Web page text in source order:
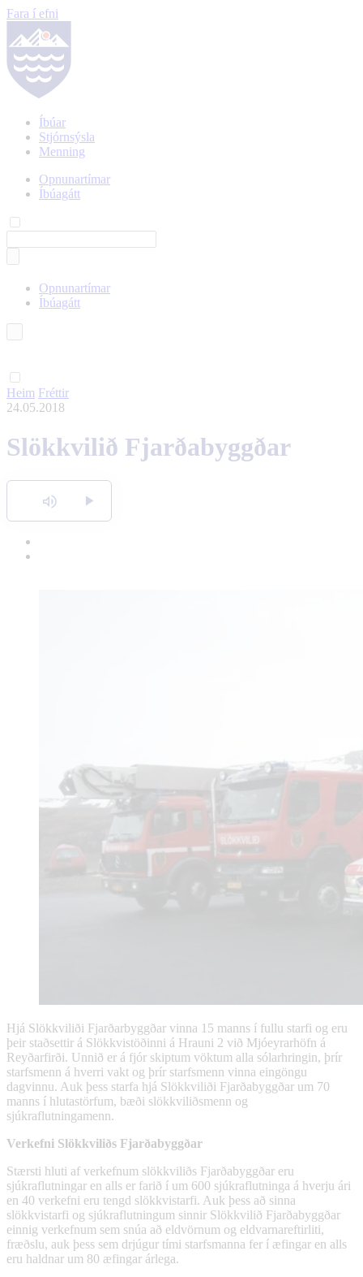
Fara í efni
Íbúar
Stjórnsýsla
Menning
Opnunartímar
Íbúagátt
Opnunartímar
Íbúagátt
Heim Fréttir
24.05.2018
Slökkvilið Fjarðabyggðar
Hlusta
Hjá Slökkviliði Fjarðarbyggðar vinna 15 manns í fullu starfi og eru
þeir staðsettir á Slökkvistöðinni á Hrauni 2 við Mjóeyrarhöfn á
Reyðarfirði. Unnið er á fjór skiptum vöktum alla sólarhringin, þrír
starfsmenn á hverri vakt og þrír starfsmenn vinna eingöngu
dagvinnu. Auk þess starfa hjá Slökkviliði Fjarðabyggðar um 70
manns í hlutastörfum, bæði slökkviliðsmenn og
sjúkraflutningamenn.
Verkefni Slökkviliðs Fjarðabyggðar
Stærsti hluti af verkefnum slökkviliðs Fjarðabyggðar eru
sjúkraflutningar en alls er farið í um 600 sjúkraflutninga á hverju ári
en 40 verkefni eru tengd slökkvistarfi. Auk þess að sinna
slökkvistarfi og sjúkraflutningum sinnir Slökkvilið Fjarðabyggðar
einnig verkefnum sem snúa að eldvörnum og eldvarnareftirliti,
fræðslu, auk þess sem drjúgur tími starfsmanna fer í æfingar en alls
eru haldnar um 80 æfingar árlega.